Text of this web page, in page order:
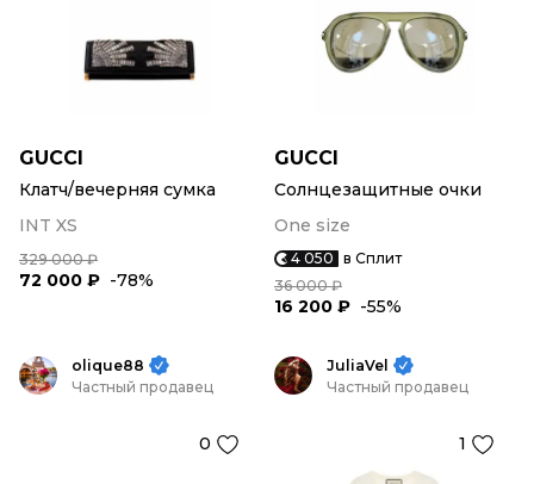
GUCCI
Клатч/вечерняя сумка
INT XS
329 000 ₽
72 000 ₽ -78%
GUCCI
Солнцезащитные очки
One size
4 050 в Сплит
36 000 ₽
16 200 ₽ -55%
olique88
Частный продавец
0
JuliaVel
Частный продавец
1